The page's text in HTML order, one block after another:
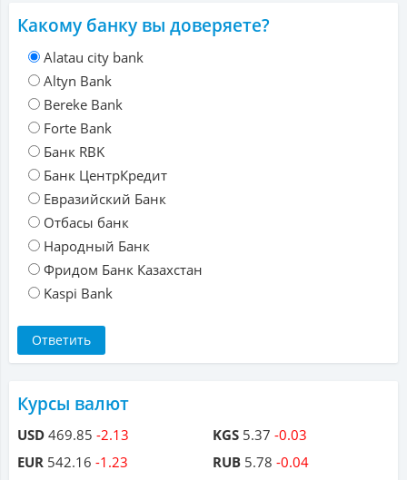
Какому банку вы доверяете?
Alatau city bank
Altyn Bank
Bereke Bank
Forte Bank
Банк RBK
Банк ЦентрКредит
Евразийский Банк
Отбасы банк
Народный Банк
Фридом Банк Казахстан
Kaspi Bank
Курсы валют
USD 469.85 -2.13
EUR 542.16 -1.23
KGS 5.37 -0.03
RUB 5.78 -0.04